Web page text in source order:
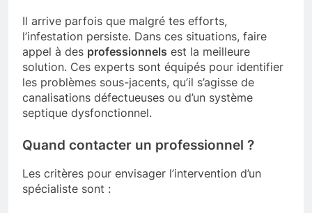
Il arrive parfois que malgré tes efforts,
l’infestation persiste. Dans ces situations, faire
appel à des professionnels est la meilleure
solution. Ces experts sont équipés pour identifier
les problèmes sous-jacents, qu’il s’agisse de
canalisations défectueuses ou d’un système
septique dysfonctionnel.
Quand contacter un professionnel ?
Les critères pour envisager l’intervention d’un
spécialiste sont :